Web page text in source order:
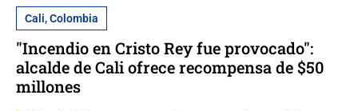
Cali, Colombia
"Incendio en Cristo Rey fue provocado":
alcalde de Cali ofrece recompensa de $50
millones